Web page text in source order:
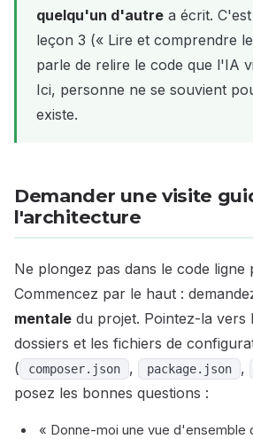
quelqu'un d'autre a écrit.
leçon 3 (« Lire et comprendre
parle de relire le code que l'IA
Ici, personne ne se souvient
existe.
Demander une visite
l'architecture
Ne plongez pas dans le code ligne
Commencez par le haut :
mentale du projet. Pointez-la vers
dossiers et les fichiers de
(
composer.json , package.json ,
posez les bonnes questions :
« Donne-moi une vue d'ensemble